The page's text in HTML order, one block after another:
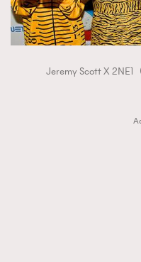
Jeremy Scott X 2NE1